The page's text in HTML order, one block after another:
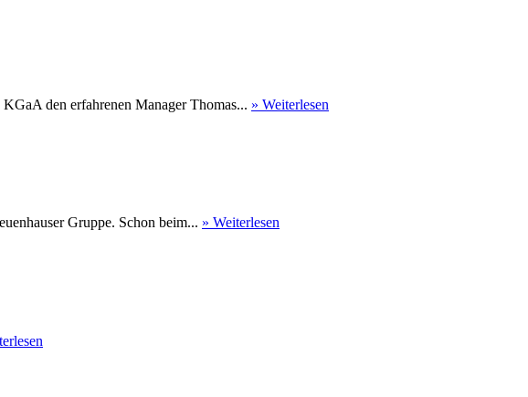
den erfahrenen Manager Thomas... » Weiterlesen
Gruppe. Schon beim... » Weiterlesen